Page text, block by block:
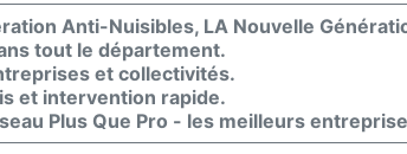
Anti-Nuisibles, LA Nouvelle
tout le département.
et collectivités.
et intervention rapide.
Plus Que Pro - les meilleurs